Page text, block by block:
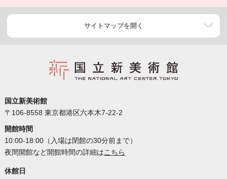
サイトマップを開く
国立新美術館
〒106-8558 東京都港区六本木7-22-2
開館時間
10:00-18:00（入場は閉館の30分前まで）
夜間開館など開館時間の詳細はこちら
休館日